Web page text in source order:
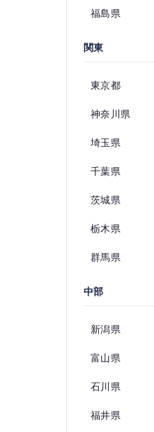
福島県
関東
東京都
神奈川県
埼玉県
千葉県
茨城県
栃木県
群馬県
中部
新潟県
富山県
石川県
福井県